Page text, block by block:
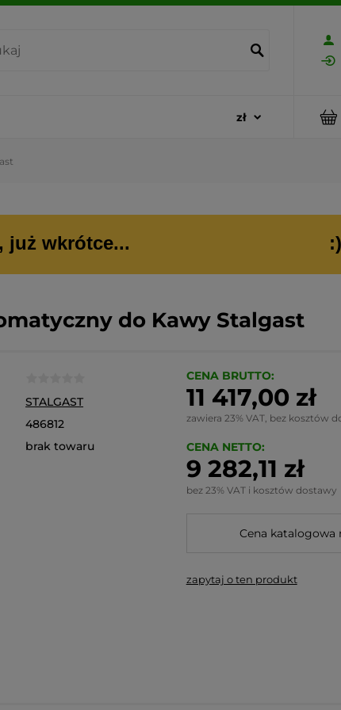
już wkrótce... :)
do Kawy Stalgast
STALGAST
486812
brak towaru
CENA BRUTTO:
11 417,00 zł
zawiera 23% VAT, bez kosztów
CENA NETTO:
9 282,11 zł
bez 23% VAT i kosztów dostawy
Cena katalogowa
zapytaj o ten produkt